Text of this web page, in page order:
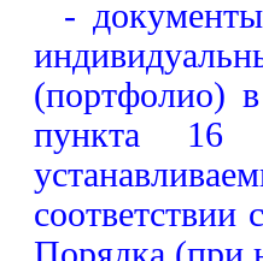
-
(портфолио)
пункта 16
соответствии